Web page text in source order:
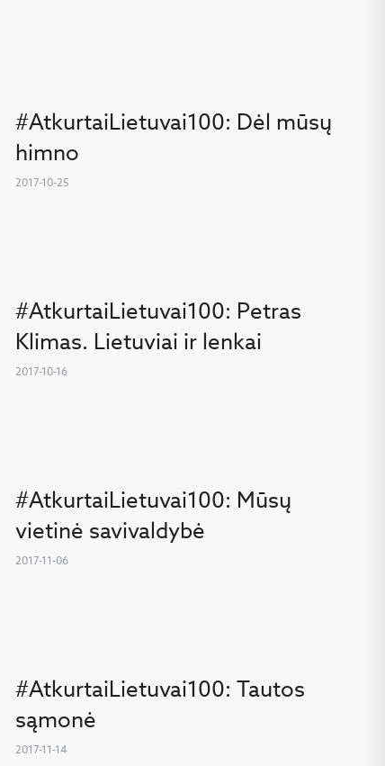
#AtkurtaiLietuvai100: Dėl mūsų
himno
2017-10-25
#AtkurtaiLietuvai100: Petras
Klimas. Lietuviai ir lenkai
2017-10-16
#AtkurtaiLietuvai100: Mūsų
vietinė savivaldybė
2017-11-06
#AtkurtaiLietuvai100: Tautos
sąmonė
2017-11-14